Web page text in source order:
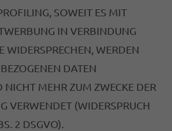
SOWEIT ES MIT
IN VERBINDUNG
WIDERSPRECHEN, WERDEN
DATEN
NICHT MEHR ZUM ZWECKE DER
VERWENDET (WIDERSPRUCH
2 DSGVO).